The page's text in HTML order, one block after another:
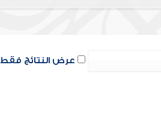
عرض النتائج فقط